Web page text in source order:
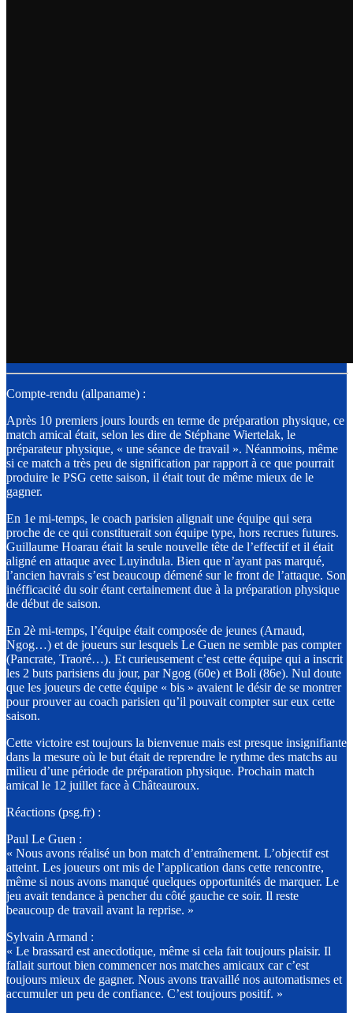
Compte-rendu (allpaname) :
Après 10 premiers jours lourds en terme de préparation physique, ce
match amical était, selon les dire de Stéphane Wiertelak, le
préparateur physique, « une séance de travail ». Néanmoins, même
si ce match a très peu de signification par rapport à ce que pourrait
produire le PSG cette saison, il était tout de même mieux de le
gagner.
En 1e mi-temps, le coach parisien alignait une équipe qui sera
proche de ce qui constituerait son équipe type, hors recrues futures.
Guillaume Hoarau était la seule nouvelle tête de l’effectif et il était
aligné en attaque avec Luyindula. Bien que n’ayant pas marqué,
l’ancien havrais s’est beaucoup démené sur le front de l’attaque. Son
inéfficacité du soir étant certainement due à la préparation physique
de début de saison.
En 2è mi-temps, l’équipe était composée de jeunes (Arnaud,
Ngog…) et de joueurs sur lesquels Le Guen ne semble pas compter
(Pancrate, Traoré…). Et curieusement c’est cette équipe qui a inscrit
les 2 buts parisiens du jour, par Ngog (60e) et Boli (86e). Nul doute
que les joueurs de cette équipe « bis » avaient le désir de se montrer
pour prouver au coach parisien qu’il pouvait compter sur eux cette
saison.
Cette victoire est toujours la bienvenue mais est presque insignifiante
dans la mesure où le but était de reprendre le rythme des matchs au
milieu d’une période de préparation physique. Prochain match
amical le 12 juillet face à Châteauroux.
Réactions (psg.fr) :
Paul Le Guen :
« Nous avons réalisé un bon match d’entraînement. L’objectif est
atteint. Les joueurs ont mis de l’application dans cette rencontre,
même si nous avons manqué quelques opportunités de marquer. Le
jeu avait tendance à pencher du côté gauche ce soir. Il reste
beaucoup de travail avant la reprise. »
Sylvain Armand :
« Le brassard est anecdotique, même si cela fait toujours plaisir. Il
fallait surtout bien commencer nos matches amicaux car c’est
toujours mieux de gagner. Nous avons travaillé nos automatismes et
accumuler un peu de confiance. C’est toujours positif. »